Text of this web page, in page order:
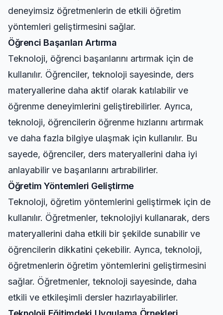
deneyimsiz öğretmenlerin de etkili öğretim
yöntemleri geliştirmesini sağlar.
Öğrenci Başarıları Artırma
Teknoloji, öğrenci başarılarını artırmak için de
kullanılır. Öğrenciler, teknoloji sayesinde, ders
materyallerine daha aktif olarak katılabilir ve
öğrenme deneyimlerini geliştirebilirler. Ayrıca,
teknoloji, öğrencilerin öğrenme hızlarını artırmak
ve daha fazla bilgiye ulaşmak için kullanılır. Bu
sayede, öğrenciler, ders materyallerini daha iyi
anlayabilir ve başarılarını artırabilirler.
Öğretim Yöntemleri Geliştirme
Teknoloji, öğretim yöntemlerini geliştirmek için de
kullanılır. Öğretmenler, teknolojiyi kullanarak, ders
materyallerini daha etkili bir şekilde sunabilir ve
öğrencilerin dikkatini çekebilir. Ayrıca, teknoloji,
öğretmenlerin öğretim yöntemlerini geliştirmesini
sağlar. Öğretmenler, teknoloji sayesinde, daha
etkili ve etkileşimli dersler hazırlayabilirler.